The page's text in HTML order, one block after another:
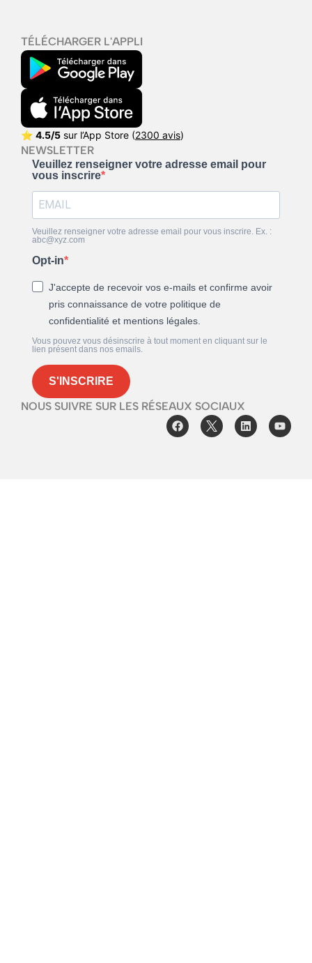
TÉLÉCHARGER L'APPLI
⭐ 4.5/5 sur l’App Store (2300 avis)
NEWSLETTER
Veuillez renseigner votre adresse email pour
vous inscrire
Veuillez renseigner votre adresse email pour vous inscrire. Ex. :
abc@xyz.com
Opt-in
J'accepte de recevoir vos e-mails et confirme avoir
pris connaissance de votre politique de
confidentialité et mentions légales.
Vous pouvez vous désinscrire à tout moment en cliquant sur le
lien présent dans nos emails.
S'INSCRIRE
NOUS SUIVRE SUR LES RÉSEAUX SOCIAUX